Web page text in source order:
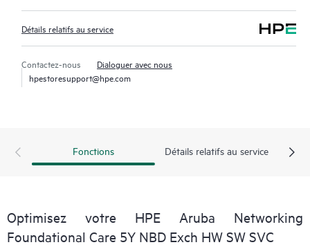
Détails relatifs au service
Contactez-nous
Dialoguer avec nous
hpestoresupport@hpe.com
Fonctions Détails relatifs au service
Optimisez votre HPE Aruba Networking
Foundational Care 5Y NBD Exch HW SW SVC